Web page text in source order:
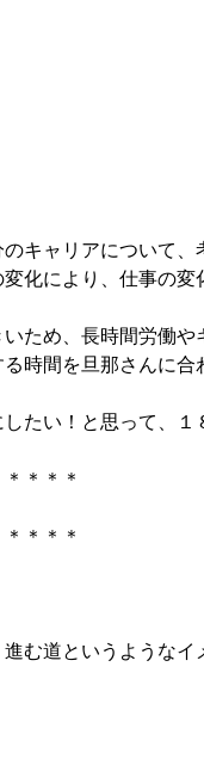
キャリアについて、
化により、仕事の変
ため、長時間労働
時間を旦那さんに
たい！と思って、
＊＊＊
＊＊＊
む道というようなイ